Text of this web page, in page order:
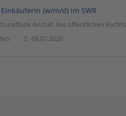
(w/m/d) im SWR
Anstalt des öffentlichen Rechts
09.07.2026